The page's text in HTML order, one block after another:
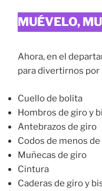
MUÉVELO,
Ahora, en el
para divertirnos por
Cuello de bolita
Hombros de giro y
Antebrazos de giro
Codos de menos
Muñecas de giro
Cintura
Caderas de giro y